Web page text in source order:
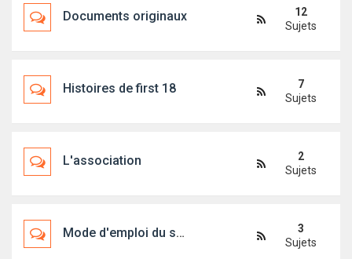
Documents originaux
12
Sujets
Histoires de first 18
7
Sujets
L'association
2
Sujets
Mode d'emploi du site
3
Sujets